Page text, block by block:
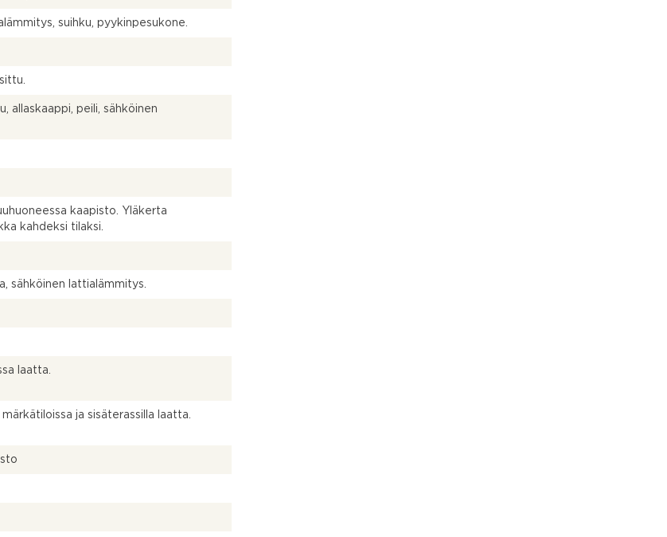
suihku, pyykinpesukone.
allaskaappi, peili, sähköinen
kaapisto. Yläkerta
kahdeksi tilaksi.
sähköinen lattialämmitys.
laatta.
märkätiloissa ja sisäterassilla laatta.